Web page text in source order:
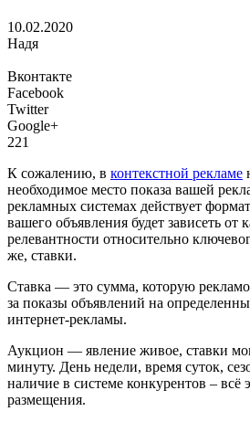
10.02.2020
Надя
Вконтакте
Facebook
Twitter
Google+
221
К сожалению, в контекстной рекламе
необходимое место показа вашей
рекламных системах действует
вашего объявления будет зависеть от
релевантности относительно
же, ставки.
Ставка — это сумма, которую
за показы объявлений на
интернет-рекламы.
Аукцион — явление живое, ставки
минуту. День недели, время суток,
наличие в системе конкурентов – всё
размещения.